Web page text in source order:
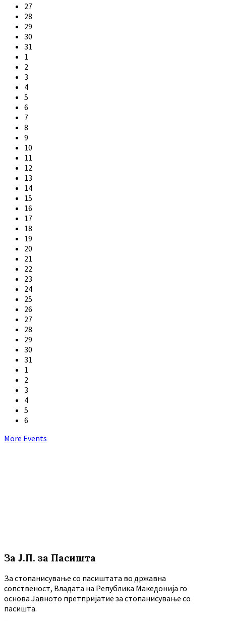
Skip
calendar
days
27
28
29
30
31
1
2
3
4
5
6
7
8
9
10
11
12
13
14
15
16
17
18
19
20
21
22
23
24
25
26
27
28
29
30
31
1
2
3
4
5
6
Back
More Events
За Ј.П. за Пасишта
За стопанисување со пасиштата во државна
сопственост, Владата на Република Македонија го
основа Јавното претпријатие за стопанисување со
пасишта.